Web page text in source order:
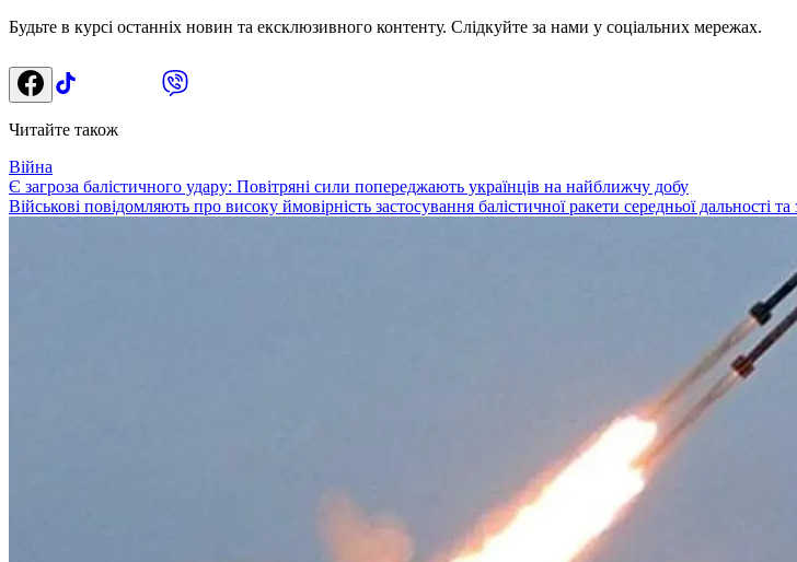
Будьте в курсі останніх новин та ексклюзивного контенту. Слідкуйте за нами у соціальних мережах.
Читайте також
Війна
Є загроза балістичного удару: Повітряні сили попереджають українців на найближчу добу
Військові повідомляють про високу ймовірність застосування балістичної ракети середньої дальності